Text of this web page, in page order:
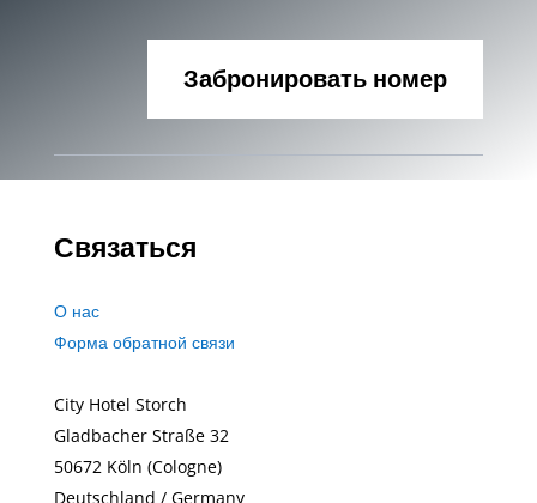
Забронировать номер
Связаться
О нас
Форма обратной связи
City Hotel Storch
Gladbacher Straße 32
50672 Köln (Cologne)
Deutschland / Germany